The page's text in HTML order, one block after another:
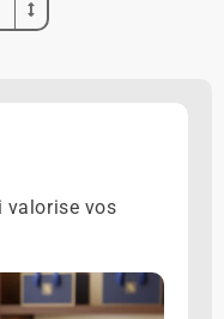
valorise vos